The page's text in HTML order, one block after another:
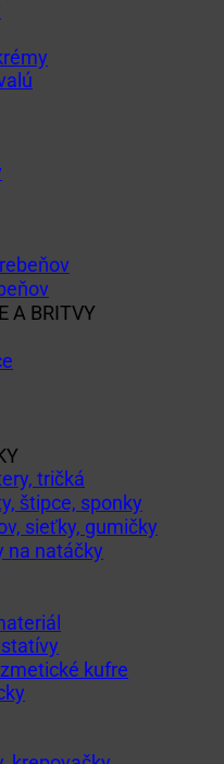
A BRITVY
tričká
štipce, sponky
sieťky, gumičky
na natáčky
kufre